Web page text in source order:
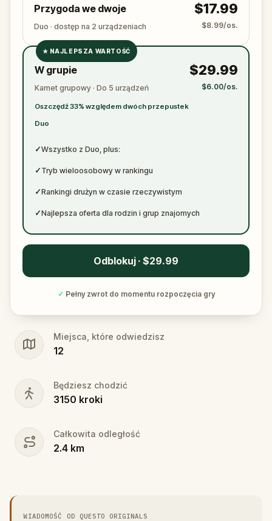
Przygoda we dwoje
Duo · dostęp na 2 urządzeniach
$17.99
$8.99/os.
✓
✓
★ NAJLEPSZA WARTOŚĆ
W grupie
Karnet grupowy · Do 5 urządzeń
Oszczędź 33% względem dwóch przepustek
Duo
$29.99
$6.00/os.
✓Wszystko z Duo, plus:
✓ Tryb wieloosobowy w rankingu
✓Rankingi drużyn w czasie rzeczywistym
✓Najlepsza oferta dla rodzin i grup znajomych
Odblokuj · $29.99
✓ Pełny zwrot do momentu rozpoczęcia gry
Miejsca, które odwiedzisz
12
Będziesz chodzić
3150 kroki
Całkowita odległość
2.4 km
WIADOMOŚĆ OD QUESTO ORIGINALS